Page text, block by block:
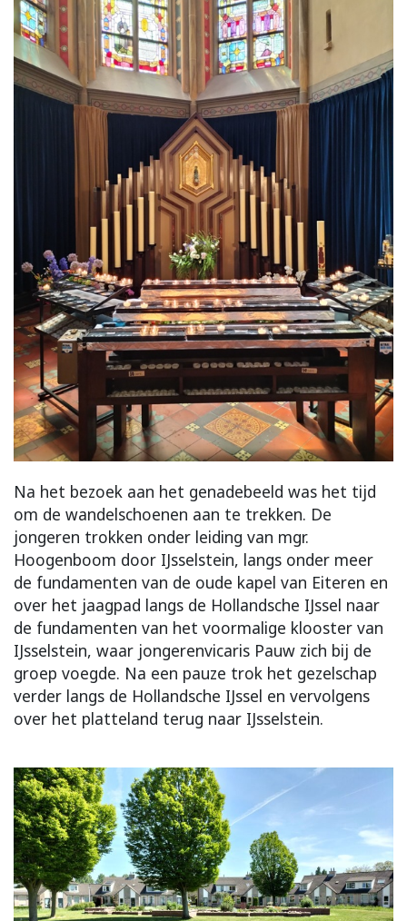
Na het bezoek aan het genadebeeld was het tijd
om de wandelschoenen aan te trekken. De
jongeren trokken onder leiding van mgr.
Hoogenboom door IJsselstein, langs onder meer
de fundamenten van de oude kapel van Eiteren en
over het jaagpad langs de Hollandsche IJssel naar
de fundamenten van het voormalige klooster van
IJsselstein, waar jongerenvicaris Pauw zich bij de
groep voegde. Na een pauze trok het gezelschap
verder langs de Hollandsche IJssel en vervolgens
over het platteland terug naar IJsselstein.